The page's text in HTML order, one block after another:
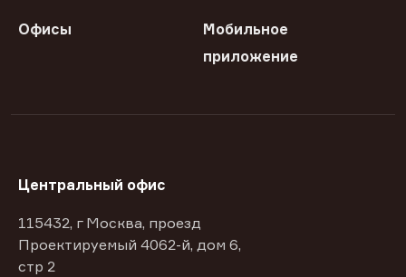
Офисы
Мобильное
приложение
Центральный офис
115432, г Москва, проезд
Проектируемый 4062-й, дом 6,
стр 2